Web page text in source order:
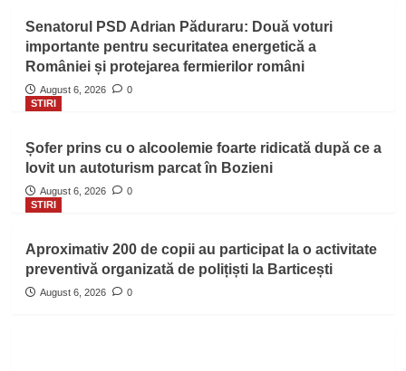
Senatorul PSD Adrian Păduraru: Două voturi
importante pentru securitatea energetică a
României și protejarea fermierilor români
August 6, 2026
0
STIRI
Șofer prins cu o alcoolemie foarte ridicată după ce a
lovit un autoturism parcat în Bozieni
August 6, 2026
0
STIRI
Aproximativ 200 de copii au participat la o activitate
preventivă organizată de polițiști la Barticești
August 6, 2026 0